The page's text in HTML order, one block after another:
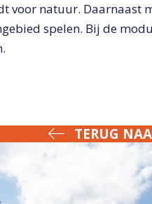
voor natuur. Daarnaast
spelen. Bij de
TERUG